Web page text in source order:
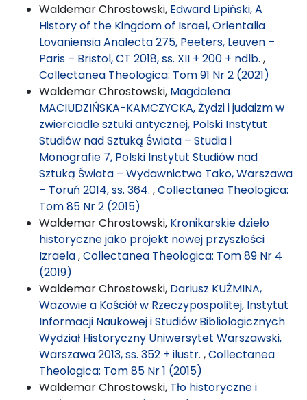
Waldemar Chrostowski, Edward Lipiński, A
History of the Kingdom of Israel, Orientalia
Lovaniensia Analecta 275, Peeters, Leuven –
Paris – Bristol, CT 2018, ss. XII + 200 + ndlb. ,
Collectanea Theologica: Tom 91 Nr 2 (2021)
Waldemar Chrostowski, Magdalena
MACIUDZIŃSKA-KAMCZYCKA, Żydzi i judaizm w
zwierciadle sztuki antycznej, Polski Instytut
Studiów nad Sztuką Świata – Studia i
Monografie 7, Polski Instytut Studiów nad
Sztuką Świata – Wydawnictwo Tako, Warszawa
– Toruń 2014, ss. 364. ,Collectanea Theologica:
Tom 85 Nr 2 (2015)
Waldemar Chrostowski, Kronikarskie dzieło
historyczne jako projekt nowej przyszłości
Izraela,Collectanea Theologica: Tom 89 Nr 4
(2019)
Waldemar Chrostowski, Dariusz KUŹMINA,
Wazowie a Kościół w Rzeczypospolitej, Instytut
Informacji Naukowej i Studiów Bibliologicznych
Wydział Historyczny Uniwersytet Warszawski,
Warszawa 2013, ss. 352 + ilustr. ,Collectanea
Theologica: Tom 85 Nr 1 (2015)
Waldemar Chrostowski, Tło historyczne i